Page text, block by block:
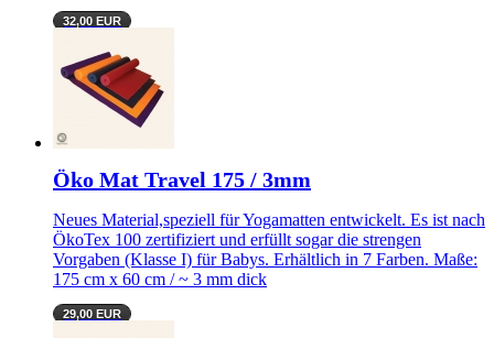
32,00 EUR
Öko Mat Travel 175 / 3mm
Neues Material,speziell für Yogamatten entwickelt. Es ist nach
ÖkoTex 100 zertifiziert und erfüllt sogar die strengen
Vorgaben (Klasse I) für Babys. Erhältlich in 7 Farben. Maße:
175 cm x 60 cm / ~ 3 mm dick
29,00 EUR